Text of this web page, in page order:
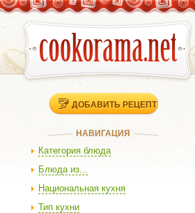
ДОБАВИТЬ РЕЦЕПТ
НАВИГАЦИЯ
Категория блюда
Блюда из...
Национальная кухня
Тип кухни